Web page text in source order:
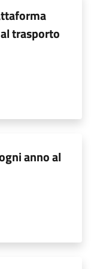
trasporto
anno al